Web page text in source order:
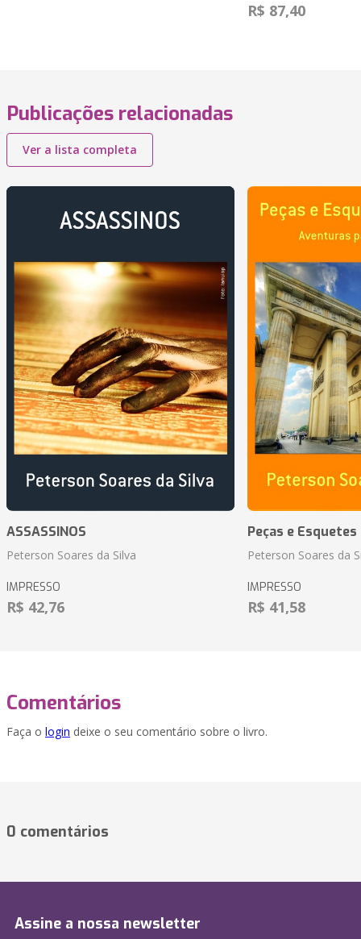
R$ 87,40
Publicações relacionadas
Ver a lista completa
ASSASSINOS
Peterson Soares da Silva
IMPRESSO
R$ 42,76
Peças e
Peterson Soares da
IMPRESSO
R$ 41,58
Comentários
Faça o login deixe o seu comentário sobre o livro.
0 comentários
Assine a nossa newsletter